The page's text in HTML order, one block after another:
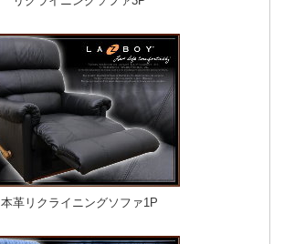
本革リクライニングソファ1P